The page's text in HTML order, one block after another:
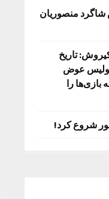
منصوریان
تاریخ
عوض
بازی‌ها را
شروع کرد!